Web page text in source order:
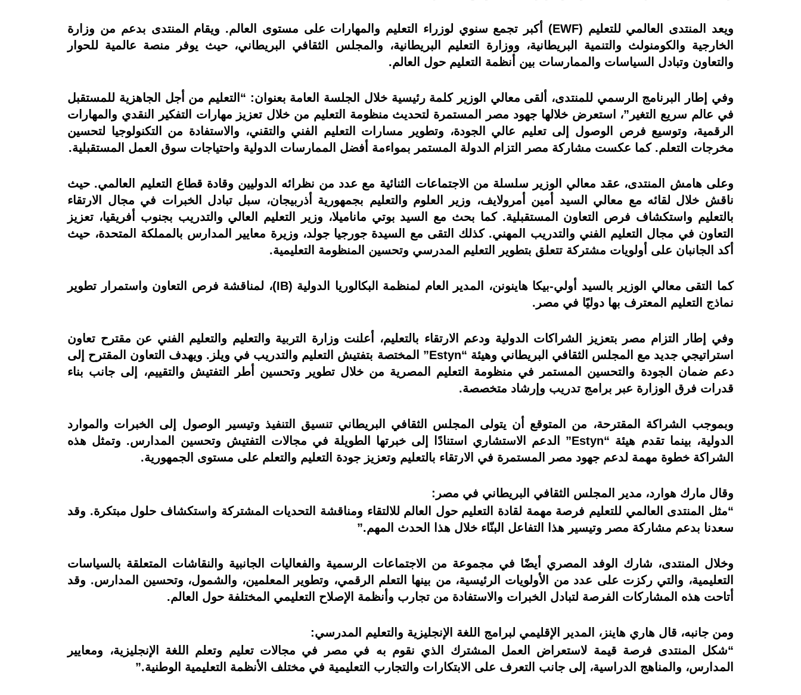
ويعد المنتدى العالمي للتعليم (EWF) أكبر تجمع سنوي لوزراء التعليم والمهارات على مستوى العالم. ويقام المنتدى بدعم من وزارة
الخارجية والكومنولث والتنمية البريطانية، ووزارة التعليم البريطانية، والمجلس الثقافي البريطاني، حيث يوفر منصة عالمية للحوار
والتعاون وتبادل السياسات والممارسات بين أنظمة التعليم حول العالم.
وفي إطار البرنامج الرسمي للمنتدى، ألقى معالي الوزير كلمة رئيسية خلال الجلسة العامة بعنوان: “التعليم من أجل الجاهزية للمستقبل
في عالم سريع التغير”، استعرض خلالها جهود مصر المستمرة لتحديث منظومة التعليم من خلال تعزيز مهارات التفكير النقدي والمهارات
الرقمية، وتوسيع فرص الوصول إلى تعليم عالي الجودة، وتطوير مسارات التعليم الفني والتقني، والاستفادة من التكنولوجيا لتحسين
مخرجات التعلم. كما عكست مشاركة مصر التزام الدولة المستمر بمواءمة أفضل الممارسات الدولية واحتياجات سوق العمل المستقبلية.
وعلى هامش المنتدى، عقد معالي الوزير سلسلة من الاجتماعات الثنائية مع عدد من نظرائه الدوليين وقادة قطاع التعليم العالمي. حيث
ناقش خلال لقائه مع معالي السيد أمين أمرولايف، وزير العلوم والتعليم بجمهورية أذربيجان، سبل تبادل الخبرات في مجال الارتقاء
بالتعليم واستكشاف فرص التعاون المستقبلية. كما بحث مع السيد بوتي ماناميلا، وزير التعليم العالي والتدريب بجنوب أفريقيا، تعزيز
التعاون في مجال التعليم الفني والتدريب المهني. كذلك التقى مع السيدة جورجيا جولد، وزيرة معايير المدارس بالمملكة المتحدة، حيث
أكد الجانبان على أولويات مشتركة تتعلق بتطوير التعليم المدرسي وتحسين المنظومة التعليمية.
كما التقى معالي الوزير بالسيد أولي-بيكا هاينونن، المدير العام لمنظمة البكالوريا الدولية (IB)، لمناقشة فرص التعاون واستمرار تطوير
نماذج التعليم المعترف بها دوليًا في مصر.
وفي إطار التزام مصر بتعزيز الشراكات الدولية ودعم الارتقاء بالتعليم، أعلنت وزارة التربية والتعليم والتعليم الفني عن مقترح تعاون
استراتيجي جديد مع المجلس الثقافي البريطاني وهيئة “Estyn” المختصة بتفتيش التعليم والتدريب في ويلز. ويهدف التعاون المقترح إلى
دعم ضمان الجودة والتحسين المستمر في منظومة التعليم المصرية من خلال تطوير وتحسين أطر التفتيش والتقييم، إلى جانب بناء
قدرات فرق الوزارة عبر برامج تدريب وإرشاد متخصصة.
وبموجب الشراكة المقترحة، من المتوقع أن يتولى المجلس الثقافي البريطاني تنسيق التنفيذ وتيسير الوصول إلى الخبرات والموارد
الدولية، بينما تقدم هيئة “Estyn” الدعم الاستشاري استنادًا إلى خبرتها الطويلة في مجالات التفتيش وتحسين المدارس. وتمثل هذه
الشراكة خطوة مهمة لدعم جهود مصر المستمرة في الارتقاء بالتعليم وتعزيز جودة التعليم والتعلم على مستوى الجمهورية.
وقال مارك هوارد، مدير المجلس الثقافي البريطاني في مصر:
“مثل المنتدى العالمي للتعليم فرصة مهمة لقادة التعليم حول العالم للالتقاء ومناقشة التحديات المشتركة واستكشاف حلول مبتكرة. وقد
سعدنا بدعم مشاركة مصر وتيسير هذا التفاعل البنّاء خلال هذا الحدث المهم.”
وخلال المنتدى، شارك الوفد المصري أيضًا في مجموعة من الاجتماعات الرسمية والفعاليات الجانبية والنقاشات المتعلقة بالسياسات
التعليمية، والتي ركزت على عدد من الأولويات الرئيسية، من بينها التعلم الرقمي، وتطوير المعلمين، والشمول، وتحسين المدارس. وقد
أتاحت هذه المشاركات الفرصة لتبادل الخبرات والاستفادة من تجارب وأنظمة الإصلاح التعليمي المختلفة حول العالم.
ومن جانبه، قال هاري هاينز، المدير الإقليمي لبرامج اللغة الإنجليزية والتعليم المدرسي:
“شكل المنتدى فرصة قيمة لاستعراض العمل المشترك الذي نقوم به في مصر في مجالات تعليم وتعلم اللغة الإنجليزية، ومعايير
المدارس، والمناهج الدراسية، إلى جانب التعرف على الابتكارات والتجارب التعليمية في مختلف الأنظمة التعليمية الوطنية.”